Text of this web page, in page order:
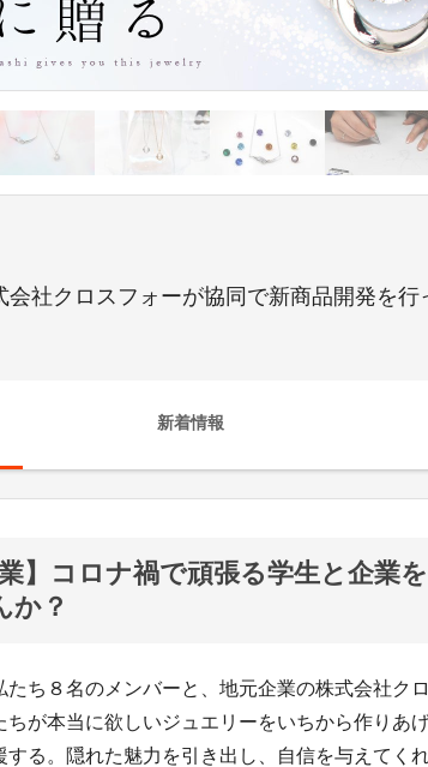
社クロスフォーが協同で新商品開発を
新着情報
業】コロナ禍で頑張る学生と企業
か？
たち８名のメンバーと、地元企業の株式会社ク
が本当に欲しいジュエリーをいちから作りあげ
る。隠れた魅力を引き出し、自信を与えてく